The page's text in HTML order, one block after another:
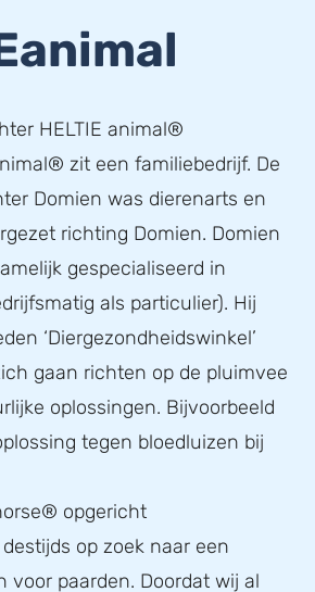
HELTIE animal®
zit een familiebedrijf. De
Domien was dierenarts en
richting Domien. Domien
gespecialiseerd in
als particulier). Hij
‘Diergezondheidswinkel’
gaan richten op de pluimvee
oplossingen. Bijvoorbeeld
tegen bloedluizen bij
opgericht
op zoek naar een
voor paarden. Doordat wij al